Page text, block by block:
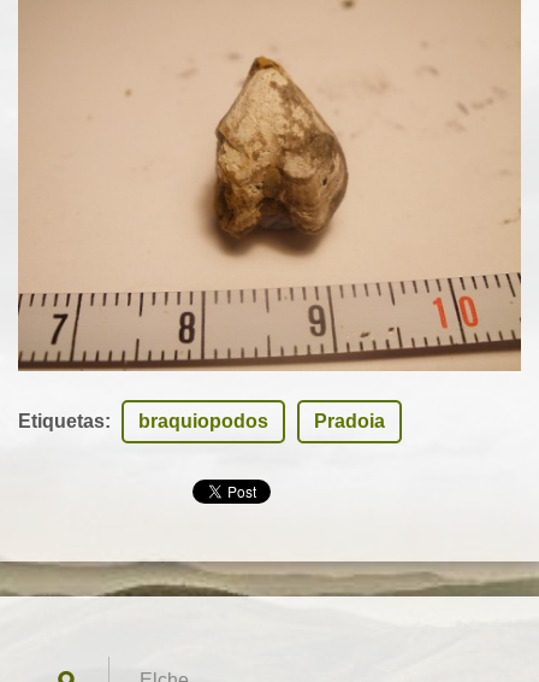
Etiquetas: braquiopodos Pradoia